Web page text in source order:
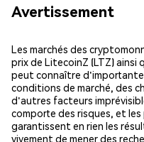
Avertissement
Les marchés des
prix de LitecoinZ (LTZ)
peut connaître
conditions de marché, des
d'autres facteurs
comporte des risques, et
garantissent en rien les
vivement de mener des